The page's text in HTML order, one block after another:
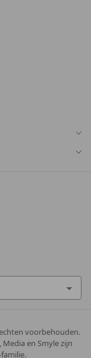
voorbehouden.
en Smyle zijn